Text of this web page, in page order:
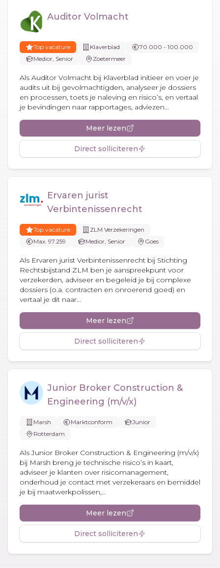
Auditor Volmacht
Top vacature Klaverblad
70.000 - 100.000
Medior, Senior
Zoetermeer
Als Auditor Volmacht bij Klaverblad initieer en voer je
audits uit bij gevolmachtigden, analyseer je dossiers
en processen, toets je naleving en risico’s, en vertaal
je bevindingen naar rapportages, adviezen...
Meer lezen
Direct solliciteren
Ervaren jurist
Verbintenissenrecht
Top vacature
ZLM Verzekeringen
Max. 97.259
Medior, Senior Goes
Als Ervaren jurist Verbintenissenrecht bij Stichting
Rechtsbijstand ZLM ben je aanspreekpunt voor
verzekerden, adviseer en begeleid je bij complexe
dossiers (o.a. contracten en onroerend goed) en
vertaal je dit naar...
Meer lezen
Direct solliciteren
Junior Broker Construction &
Engineering (m/v/x)
Marsh Marktconform
Junior
Rotterdam
Als Junior Broker Construction & Engineering (m/v/x)
bij Marsh breng je technische risico’s in kaart,
adviseer je klanten over risicomanagement,
onderhoud je contact met verzekeraars en bemiddel
je bij maatwerkpolissen,...
Meer lezen
Direct solliciteren